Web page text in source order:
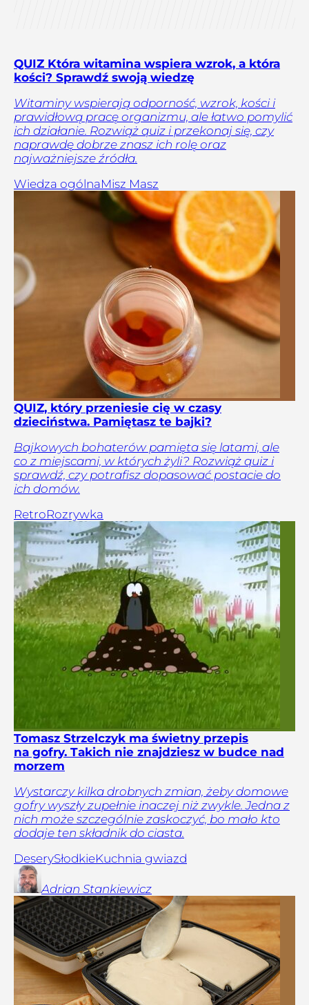
QUIZ Która witamina wspiera wzrok, a która
kości? Sprawdź swoją wiedzę
Witaminy wspierają odporność, wzrok, kości i
prawidłową pracę organizmu, ale łatwo pomylić
ich działanie. Rozwiąż quiz i przekonaj się, czy
naprawdę dobrze znasz ich rolę oraz
najważniejsze źródła.
Wiedza ogólnaMisz Masz
QUIZ, który przeniesie cię w czasy
dzieciństwa. Pamiętasz te bajki?
Bajkowych bohaterów pamięta się latami, ale
co z miejscami, w których żyli? Rozwiąż quiz i
sprawdź, czy potrafisz dopasować postacie do
ich domów.
RetroRozrywka
Tomasz Strzelczyk ma świetny przepis
na gofry. Takich nie znajdziesz w budce nad
morzem
Wystarczy kilka drobnych zmian, żeby domowe
gofry wyszły zupełnie inaczej niż zwykle. Jedna z
nich może szczególnie zaskoczyć, bo mało kto
dodaje ten składnik do ciasta.
DeserySłodkieKuchnia gwiazd
Adrian Stankiewicz